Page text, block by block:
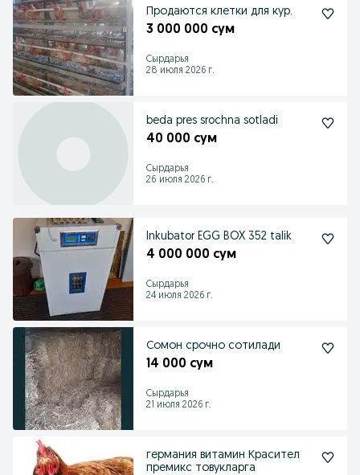
Продаются клетки для кур.
3 000 000 сум
Сырдарья
28 июля 2026 г.
beda pres srochna sotladi
40 000 сум
Сырдарья
26 июля 2026 г.
Inkubator EGG BOX 352 talik
4 000 000 сум
Сырдарья
24 июля 2026 г.
Сомон срочно сотилади
14 000 сум
Сырдарья
21 июля 2026 г.
германия витамин Красител
премикс товукларга